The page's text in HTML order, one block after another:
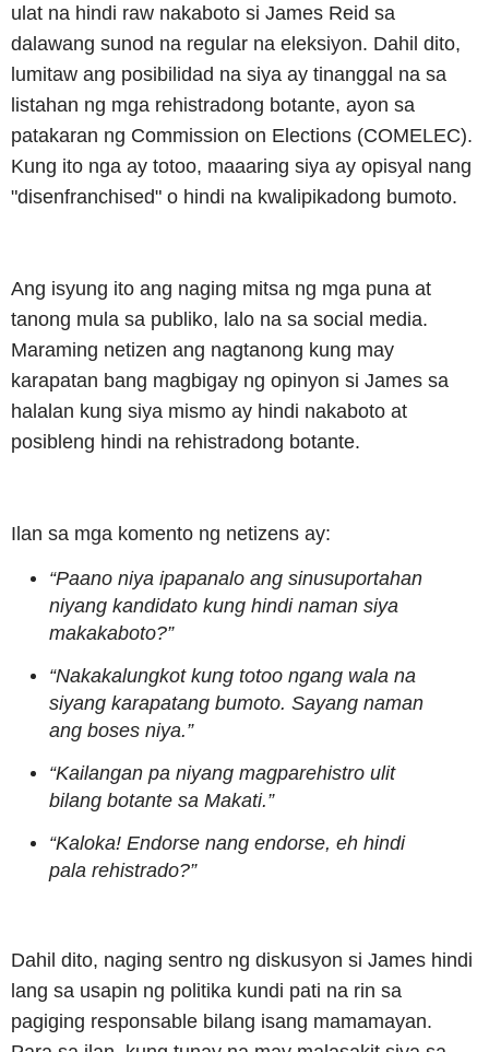
ulat na hindi raw nakaboto si James Reid sa
dalawang sunod na regular na eleksiyon. Dahil dito,
lumitaw ang posibilidad na siya ay tinanggal na sa
listahan ng mga rehistradong botante, ayon sa
patakaran ng Commission on Elections (COMELEC).
Kung ito nga ay totoo, maaaring siya ay opisyal nang
"disenfranchised" o hindi na kwalipikadong bumoto.
Ang isyung ito ang naging mitsa ng mga puna at
tanong mula sa publiko, lalo na sa social media.
Maraming netizen ang nagtanong kung may
karapatan bang magbigay ng opinyon si James sa
halalan kung siya mismo ay hindi nakaboto at
posibleng hindi na rehistradong botante.
Ilan sa mga komento ng netizens ay:
“Paano niya ipapanalo ang sinusuportahan
niyang kandidato kung hindi naman siya
makakaboto?”
“Nakakalungkot kung totoo ngang wala na
siyang karapatang bumoto. Sayang naman
ang boses niya.”
“Kailangan pa niyang magparehistro ulit
bilang botante sa Makati.”
“Kaloka! Endorse nang endorse, eh hindi
pala rehistrado?”
Dahil dito, naging sentro ng diskusyon si James hindi
lang sa usapin ng politika kundi pati na rin sa
pagiging responsable bilang isang mamamayan.